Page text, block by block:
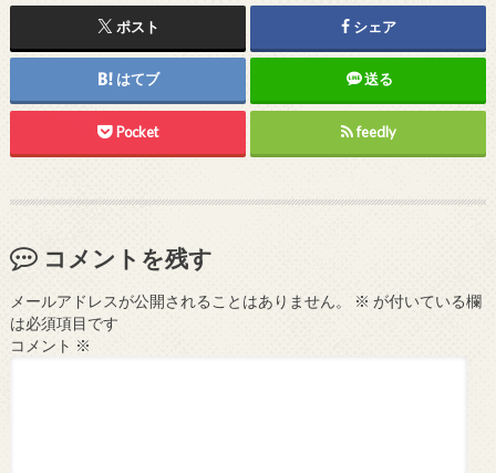
ポスト シェア
はてブ 送る
Pocket feedly
コメントを残す
メールアドレスが公開されることはありません。 ※ が付いている欄
は必須項目です
コメント ※